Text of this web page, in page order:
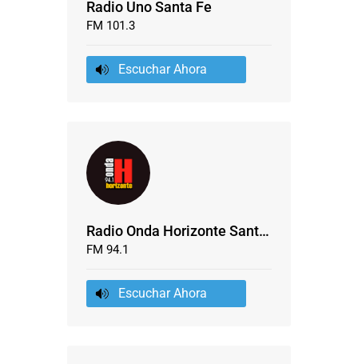
Radio Uno Santa Fe
FM 101.3
Escuchar Ahora
Radio Onda Horizonte Santa Fe
FM 94.1
Escuchar Ahora